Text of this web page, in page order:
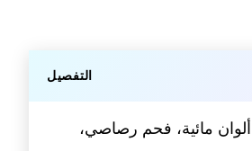
التفصيل
ألوان مائية، فحم رصاصي،